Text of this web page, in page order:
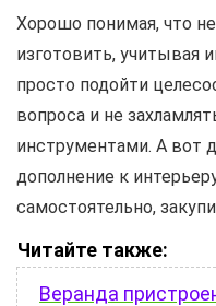
Хорошо понимая, что
изготовить, учитывая
просто подойти
вопроса и не
инструментами. А вот
дополнение к
самостоятельно,
Читайте также:
Веранда